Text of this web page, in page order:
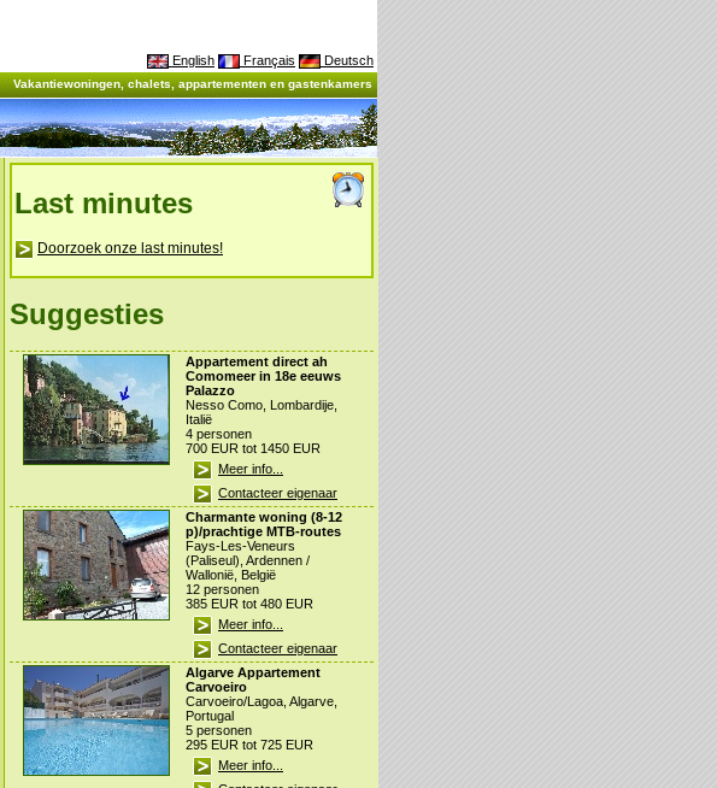
English Français Deutsch
Vakantiewoningen, chalets, appartementen en gastenkamers
Last minutes
Doorzoek onze last minutes!
Suggesties
Appartement direct ah
Comomeer in 18e eeuws
Palazzo
Nesso Como, Lombardije,
Italië
4 personen
700 EUR tot 1450 EUR
Meer info...
Contacteer eigenaar
Charmante woning (8-12
p)/prachtige MTB-routes
Fays-Les-Veneurs
(Paliseul), Ardennen /
Wallonië, België
12 personen
385 EUR tot 480 EUR
Meer info...
Contacteer eigenaar
Algarve Appartement
Carvoeiro
Carvoeiro/Lagoa, Algarve,
Portugal
5 personen
295 EUR tot 725 EUR
Meer info...